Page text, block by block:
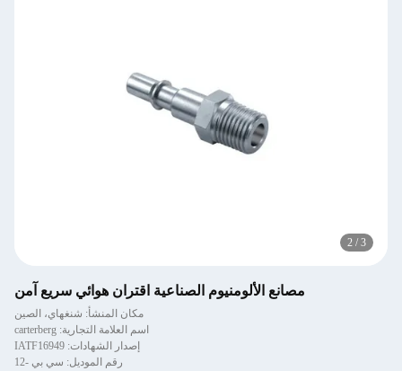
2 / 3
مصانع الألومنيوم الصناعية اقتران هوائي سريع آمن
مكان المنشأ: شنغهاي، الصين
اسم العلامة التجارية: carterberg
إصدار الشهادات: IATF16949
رقم الموديل: سي بي -12